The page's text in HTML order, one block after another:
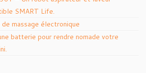
SMART Life.
massage électronique
batterie pour rendre nomade votre